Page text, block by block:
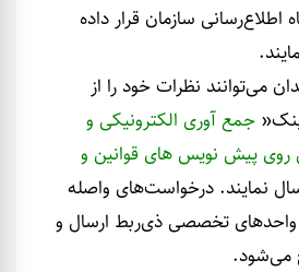
اطلاع‌رسانی سازمان قرار داده
.
نظرات خود را از
جمع آوری الکترونیکی و
روی پیش نویس های قوانین و
نمایند. درخواست‌های واصله
واحدهای تخصصی ذی‌ربط ارسال و
می‌شود.